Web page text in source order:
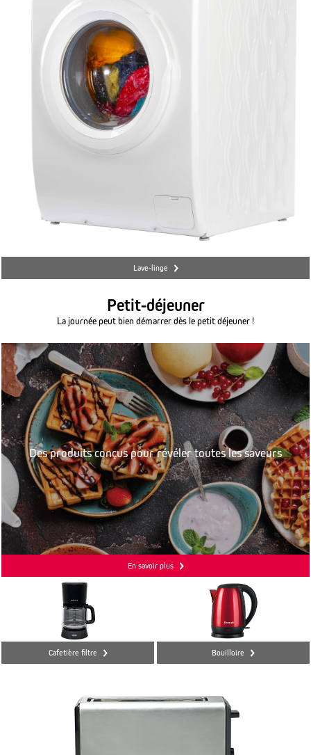
Lave-linge
Petit-déjeuner
La journée peut bien démarrer dès le petit déjeuner !
Des produits conçus pour révéler toutes les saveurs
En savoir plus
Cafetière filtre Bouilloire